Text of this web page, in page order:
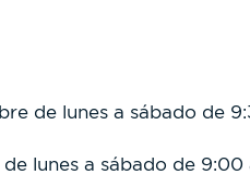
de lunes a sábado de
lunes a sábado de 9:00